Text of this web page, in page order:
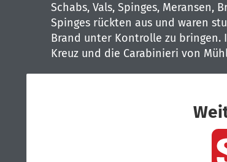
Schabs, Vals, Spinges, Meransen,
Spinges rückten aus und waren
Brand unter Kontrolle zu bringen.
Kreuz und die Carabinieri von